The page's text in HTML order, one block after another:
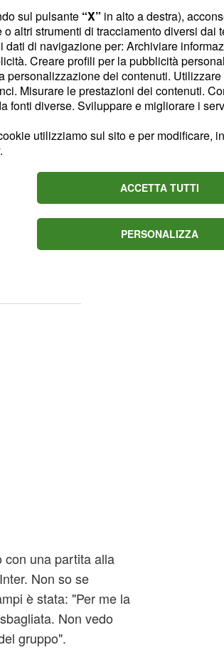
alibi, sarcasmo e
post pubblicatoda
sul suo profilo X.
di molti utenti.
non riesce ad
alla juve deve andare a
"Vedere che
Retegui e
Allegriano ma
aiutare. Non lo
che fino ieri lo
con una partita alla
Non so se
è stata: "Per me la
Non vedo
gruppo".
sul pulsante “X” in alto a destra),
altri strumenti di tracciamento diversi dai
dati di navigazione per: Archiviare
Creare profili per la pubblicità
personalizzazione dei contenuti.
Misurare le prestazioni dei contenuti.
fonti diverse. Sviluppare e migliorare i
utilizziamo sul sito e per modificare,
.
ACCETTA TUTTI
PERSONALIZZA